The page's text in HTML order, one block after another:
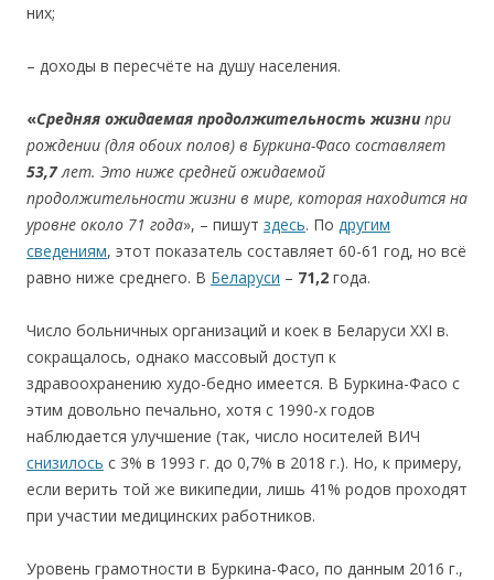
них;
– доходы в пересчёте на душу населения.
«Средняя ожидаемая продолжительность жизни при
рождении (для обоих полов) в Буркина-Фасо составляет
53,7лет. Это ниже средней ожидаемой
продолжительности жизни в мире, которая находится на
уровне около 71 года», – пишут здесь. По другим
сведениям, этот показатель составляет 60-61 год, но всё
равно ниже среднего. В Беларуси – 71,2 года.
Число больничных организаций и коек в Беларуси ХХI в.
сокращалось, однако массовый доступ к
здравоохранению худо-бедно имеется. В Буркина-Фасо с
этим довольно печально, хотя с 1990-х годов
наблюдается улучшение (так, число носителей ВИЧ
снизилось с 3% в 1993 г. до 0,7% в 2018 г.). Но, к примеру,
если верить той же википедии, лишь 41% родов проходят
при участии медицинских работников.
Уровень грамотности в Буркина-Фасо, по данным 2016 г.,